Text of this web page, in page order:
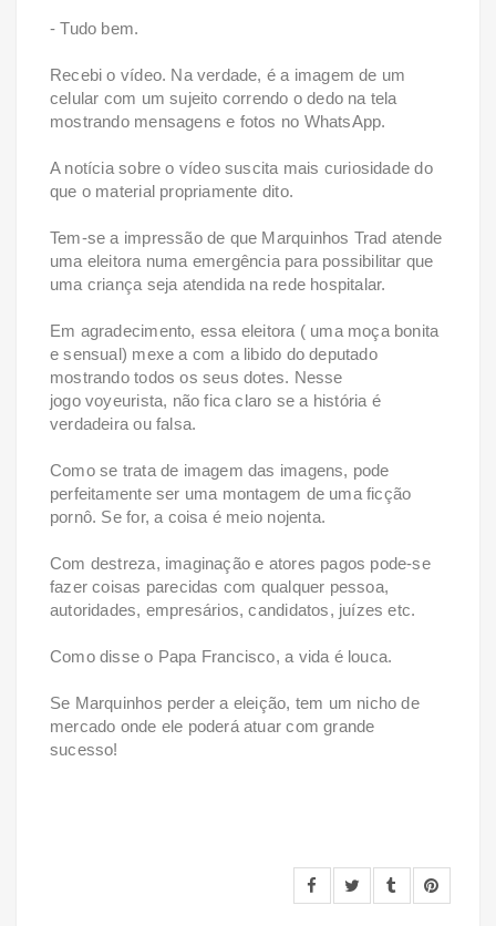
- Tudo bem.
Recebi o vídeo. Na verdade, é a imagem de um
celular com um sujeito correndo o dedo na tela
mostrando mensagens e fotos no WhatsApp.
A notícia sobre o vídeo suscita mais curiosidade do
que o material propriamente dito.
Tem-se a impressão de que Marquinhos Trad atende
uma eleitora numa emergência para possibilitar que
uma criança seja atendida na rede hospitalar.
Em agradecimento, essa eleitora ( uma moça bonita
e sensual) mexe a com a libido do deputado
mostrando todos os seus dotes. Nesse
jogo voyeurista, não fica claro se a história é
verdadeira ou falsa.
Como se trata de imagem das imagens, pode
perfeitamente ser uma montagem de uma ficção
pornô. Se for, a coisa é meio nojenta.
Com destreza, imaginação e atores pagos pode-se
fazer coisas parecidas com qualquer pessoa,
autoridades, empresários, candidatos, juízes etc.
Como disse o Papa Francisco, a vida é louca.
Se Marquinhos perder a eleição, tem um nicho de
mercado onde ele poderá atuar com grande
sucesso!